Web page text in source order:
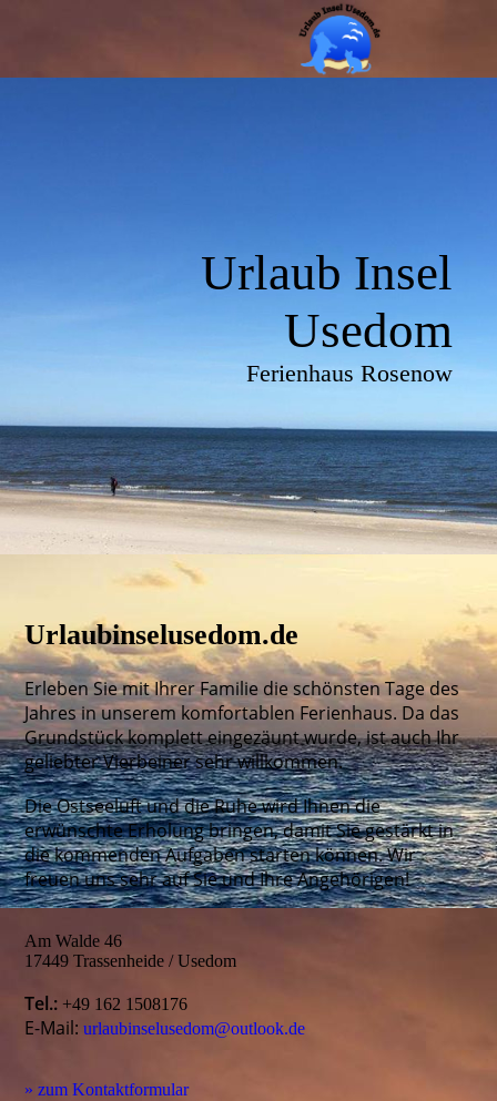
Urlaub Insel
Usedom
Ferienhaus Rosenow
Urlaubinselusedom.de
Erleben Sie mit Ihrer Familie die schönsten Tage des
Jahres in unserem komfortablen Ferienhaus. Da das
Grundstück komplett eingezäunt wurde, ist auch Ihr
geliebter Vierbeiner sehr willkommen.
Die Ostseeluft und die Ruhe wird Ihnen die
erwünschte Erholung bringen, damit Sie gestärkt in
die kommenden Aufgaben starten können. Wir
freuen uns sehr auf Sie und Ihre Angehörigen!
Am Walde 46
17449 Trassenheide / Usedom
Tel.: +49 162 1508176
E-Mail: urlaubinselusedom@outlook.de
» zum Kontaktformular